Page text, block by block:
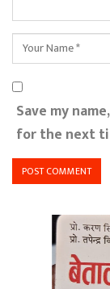
Save my
for the next